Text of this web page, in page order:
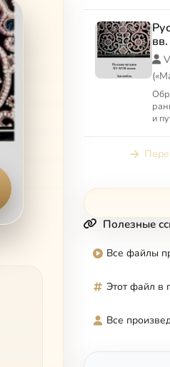
вв.
и
Полезные
Все файлы
Этот файл в
Все